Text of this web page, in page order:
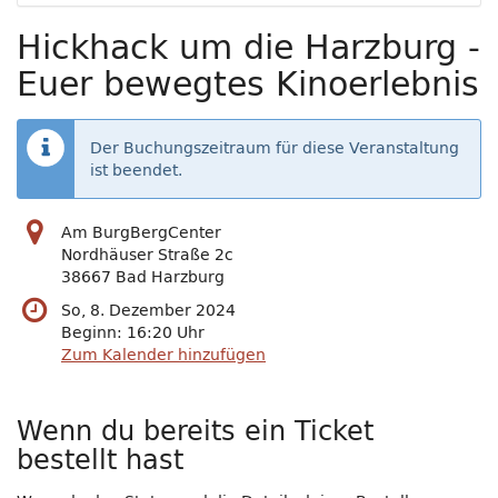
Hickhack um die Harzburg -
Euer bewegtes Kinoerlebnis
Der Buchungszeitraum für diese Veranstaltung
ist beendet.
Am BurgBergCenter
Nordhäuser Straße 2c
38667 Bad Harzburg
So, 8. Dezember 2024
Beginn: 16:20 Uhr
Zum Kalender hinzufügen
Wenn du bereits ein Ticket
bestellt hast